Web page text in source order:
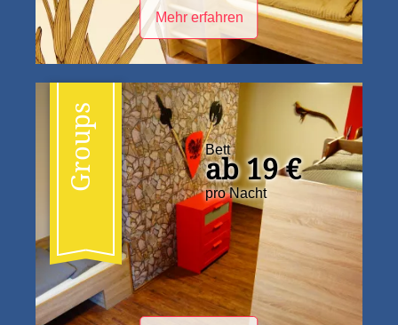
Mehr erfahren
Groups Bett
ab 19 €
pro Nacht